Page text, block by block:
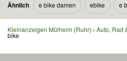
Ähnlich e bike damen ebike e
Kleinanzeigen Mülheim (Ruhr) Auto, Rad
bike